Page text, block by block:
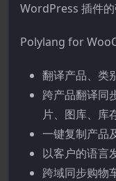
WordPress 插件的
Polylang for
翻译产品、类
跨产品翻译同
片、图库、库
一键复制产品
以客户的语言
跨域同步购物